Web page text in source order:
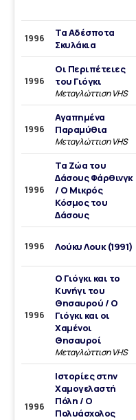
1996
Τα Αδέσποτα
Σκυλάκια
1996
Οι Περιπέτειες
του Γιόγκι
Μεταγλώττιση VHS
1996
Αγαπημένα
Παραμύθια
Μεταγλώττιση VHS
1996
Τα Ζώα του
Δάσους Φάρθινγκ
/ Ο Μικρός
Κόσμος του
Δάσους
1996 Λούκυ Λουκ (1991)
1996
Ο Γιόγκι και το
Κυνήγι του
Θησαυρού / Ο
Γιόγκι και οι
Χαμένοι
Θησαυροί
Μεταγλώττιση VHS
1996
Ιστορίες στην
Χαμογελαστή
Πόλη / Ο
Πολυάσχολος